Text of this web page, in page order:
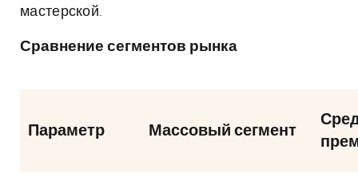
мастерской.
Сравнение сегментов рынка
Параметр Массовый сегмент